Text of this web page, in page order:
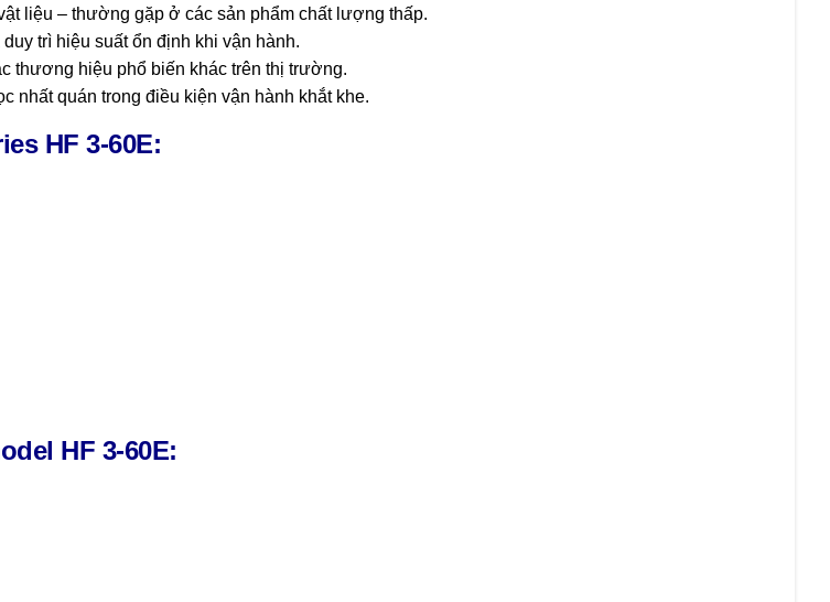
liệu – thường gặp ở các sản phẩm chất lượng thấp.
trì hiệu suất ổn định khi vận hành.
thương hiệu phổ biến khác trên thị trường.
nhất quán trong điều kiện vận hành khắt khe.
HF 3-60E:
HF 3-60E: